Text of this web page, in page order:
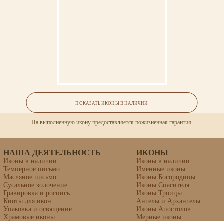
На выполненную икону предоставляется пожизненная гарантия.
Спас в Силах Образец 16
Формат 50х36см, темпера, сусальное золото, рельефная
гравировка.
Стоимость (в наличии): 160 000
ПОКАЗАТЬ ИКОНЫ В НАЛИЧИИ
НАША ДЕЯТЕЛЬНОСТЬ
Иконы в наличии
Темперное письмо
Масляное письмо
Сусальное золочение
Гравировка и роспись
Киоты для икон
Упаковка и освящение
Храмовые иконы
ИКОНЫ
Иконы в наличии
Именные иконы
Иконы Богородицы
Иконы Спасителя
Иконы Троицы
Ангелы и Архангелы
Иконы Апостолов
Мерные иконы